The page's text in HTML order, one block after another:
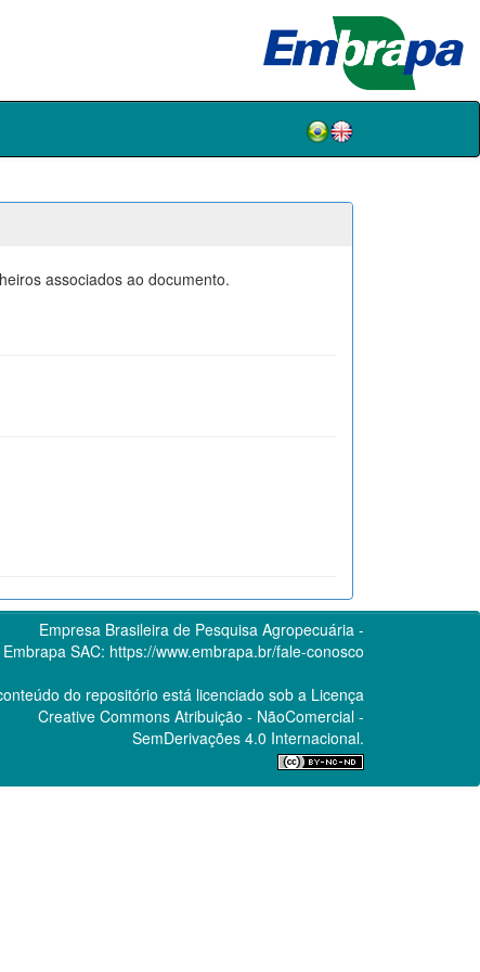
associados ao documento.
Empresa Brasileira de Pesquisa Agropecuária -
Embrapa SAC: https://www.embrapa.br/fale-conosco
do repositório está licenciado sob a Licença
Creative CommonsAtribuição - NãoComercial -
SemDerivações 4.0 Internacional.